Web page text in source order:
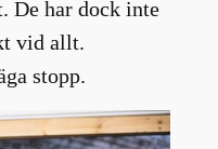
De har dock inte
vid allt.
stopp.